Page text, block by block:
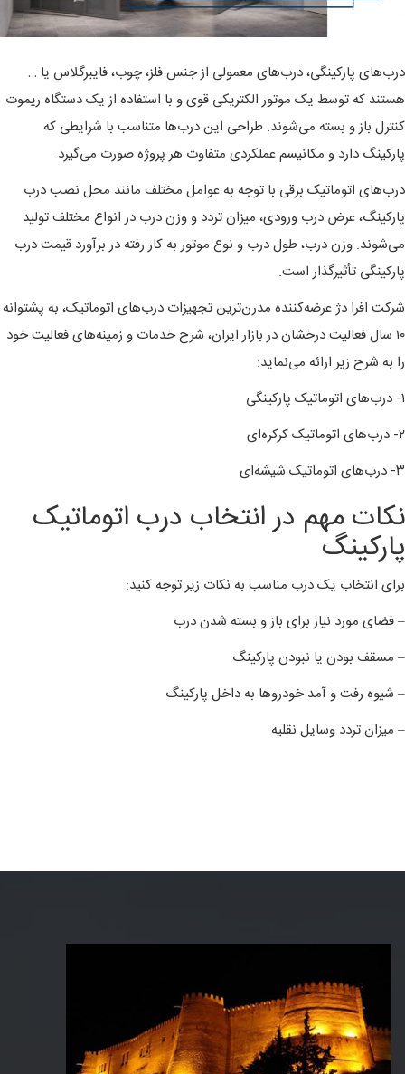
درب‌های پارکینگی، درب‌های معمولی از جنس فلز، چوب، فایبرگلاس یا …
هستند که توسط یک موتور الکتریکی قوی و با استفاده از یک دستگاه ریموت
کنترل باز و بسته می‌شوند. طراحی این درب‌ها متناسب با شرایطی که
پارکینگ دارد و مکانیسم عملکردی متفاوت هر پروژه صورت می‌گیرد.
درب‌های اتوماتیک برقی با توجه به عوامل مختلف مانند محل نصب درب
پارکینگ، عرض درب ورودی، میزان تردد و وزن درب در انواع مختلف تولید
می‌شوند. وزن درب، طول درب و نوع موتور به کار رفته در برآورد قیمت درب
پارکینگی تأثیرگذار است.
شرکت افرا دژ عرضه‌کننده مدرن‌ترین تجهیزات درب‌های اتوماتیک، به پشتوانه
۱۰ سال فعالیت درخشان در بازار ایران، شرح خدمات و زمینه‌های فعالیت خود
را به شرح زیر ارائه می‌نماید:
۱- درب‌های اتوماتیک پارکینگی
۲- درب‌های اتوماتیک کرکره‌ای
۳- درب‌های اتوماتیک شیشه‌ای
نکات مهم در انتخاب درب اتوماتیک
پارکینگ
برای انتخاب یک درب مناسب به نکات زیر توجه کنید:
– فضای مورد نیاز برای باز و بسته شدن درب
– مسقف بودن یا نبودن پارکینگ
– شیوه رفت و آمد خودروها به داخل پارکینگ
– میزان تردد وسایل نقلیه